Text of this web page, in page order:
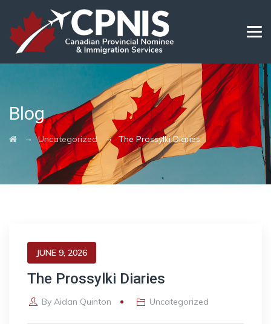
Blog
→Uncategorized →The Prossylki Diaries
JUNE 9, 2026
The Prossylki Diaries
By Aidan Quinton Uncategorized